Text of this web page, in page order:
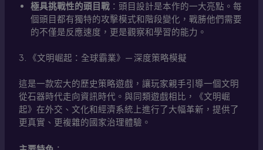
極具挑戰性的頭目戰：頭目設計是本作的一大亮點。每
個頭目都有獨特的攻擊模式和階段變化，戰勝他們需要
的不僅是反應速度，更是觀察和學習的能力。
3. 《文明崛起：全球霸業》— 深度策略模擬
這是一款宏大的歷史策略遊戲，讓玩家親手引導一個文明
從石器時代走向資訊時代。與同類遊戲相比，《文明崛
起》在外交、文化和經濟系統上進行了大幅革新，提供了
更真實、更複雜的國家治理體驗。